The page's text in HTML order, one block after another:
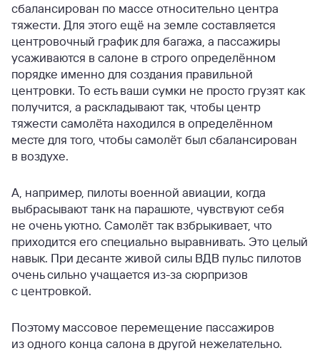
сбалансирован по массе относительно центра
тяжести. Для этого ещё на земле составляется
центровочный график для багажа, а пассажиры
усаживаются в салоне в строго определённом
порядке именно для создания правильной
центровки. То есть ваши сумки не просто грузят как
получится, а раскладывают так, чтобы центр
тяжести самолёта находился в определённом
месте для того, чтобы самолёт был сбалансирован
в воздухе.
А, например, пилоты военной авиации, когда
выбрасывают танк на парашюте, чувствуют себя
не очень уютно. Самолёт так взбрыкивает, что
приходится его специально выравнивать. Это целый
навык. При десанте живой силы ВДВ пульс пилотов
очень сильно учащается из-за сюрпризов
с центровкой.
Поэтому массовое перемещение пассажиров
из одного конца салона в другой нежелательно.